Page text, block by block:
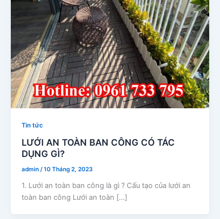
Tin tức
LƯỚI AN TOÀN BAN CÔNG CÓ TÁC
DỤNG GÌ?
admin/10 Tháng 2, 2023
1. Lưới an toàn ban công là gì ? Cấu tạo của lưới an
toàn ban công Lưới an toàn […]